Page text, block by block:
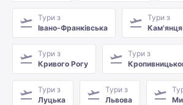
Тури з
Івано-Франківська
Тури з
Тури з
Кривого Рогу
Тури з
Тури з
Луцька
Тури з
Львова